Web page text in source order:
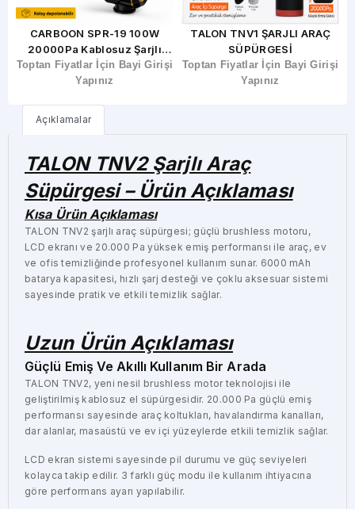
TALON TNV1 ŞARJLI ARAÇ
SÜPÜRGESİ
Toptan Fiyatlar İçin Bayi Girişi
Yapınız
HEADS TY-806 MASAJ ALETİ
Toptan Fiyatlar İçin Bayi Girişi
Yapınız
Açıklamalar
TALON TNV2 Şarjlı Araç
Süpürgesi – Ürün Açıklaması
Kısa Ürün Açıklaması
TALON TNV2 şarjlı araç süpürgesi; güçlü brushless motoru,
LCD ekranı ve 20.000 Pa yüksek emiş performansı ile araç, ev
ve ofis temizliğinde profesyonel kullanım sunar. 6000 mAh
batarya kapasitesi, hızlı şarj desteği ve çoklu aksesuar sistemi
sayesinde pratik ve etkili temizlik sağlar.
Uzun Ürün Açıklaması
Güçlü Emiş Ve Akıllı Kullanım Bir Arada
TALON TNV2, yeni nesil brushless motor teknolojisi ile
geliştirilmiş kablosuz el süpürgesidir. 20.000 Pa güçlü emiş
performansı sayesinde araç koltukları, havalandırma kanalları,
dar alanlar, masaüstü ve ev içi yüzeylerde etkili temizlik sağlar.
LCD ekran sistemi sayesinde pil durumu ve güç seviyeleri
kolayca takip edilir. 3 farklı güç modu ile kullanım ihtiyacına
göre performans ayarı yapılabilir.